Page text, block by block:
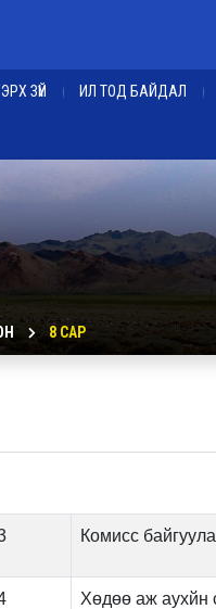
ЗҮЙ ИЛ ТОД БАЙДАЛ
8 САР
Комисс
Хөдөө аж аухйн